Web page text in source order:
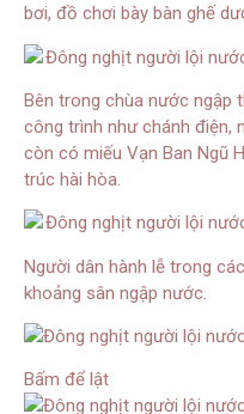
bơi, đồ chơi bày bàn ghế
Bên trong chùa nước ngập
công trình như chánh điện,
còn có miếu Vạn Ban Ngũ
trúc hài hòa.
Người dân hành lễ trong
khoảng sân ngập nước.
Bấm để lật